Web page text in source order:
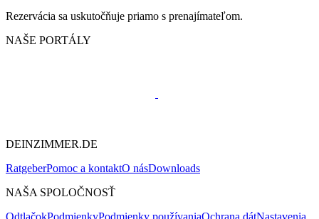
Rezervácia sa uskutočňuje priamo s prenajímateľom.
NAŠE PORTÁLY
DEINZIMMER.DE
RatgeberPomoc a kontaktO násDownloads
NAŠA SPOLOČNOSŤ